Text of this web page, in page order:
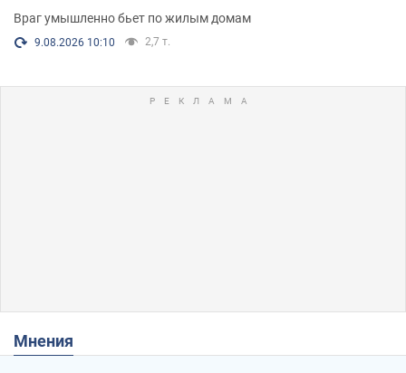
Враг умышленно бьет по жилым домам
9.08.2026 10:10 2,7 т.
Мнения